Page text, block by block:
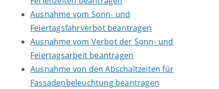
Ausnahme vom Sonn- und
Feiertagsfahrverbot beantragen
Ausnahme vom Verbot der Sonn- und
Feiertagsarbeit beantragen
Ausnahme von den Abschaltzeiten für
Fassadenbeleuchtung beantragen